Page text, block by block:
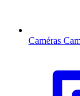
Caméras